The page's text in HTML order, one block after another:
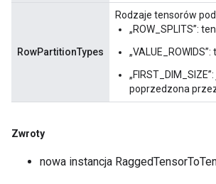
RowPartitionTypes
Rodzaje tensorów
„ROW_SPLITS”:
poprzedzona
Zwroty
nowa instancja